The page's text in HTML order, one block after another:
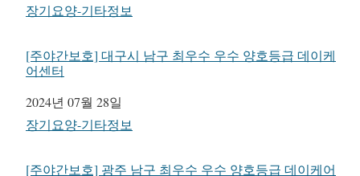
관련 항목
장기요양-기타정보
[주야간보호] 대구시 남구 최우수 우수 양호등급 데이케
어센터
일자
2024년 07월 28일
관련 항목
장기요양-기타정보
[주야간보호] 광주 남구 최우수 우수 양호등급 데이케어